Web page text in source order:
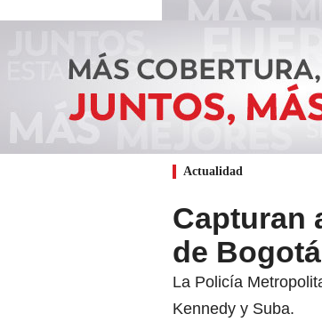
Actualidad
Capturan
de Bogotá
La Policía
Kennedy y Suba.